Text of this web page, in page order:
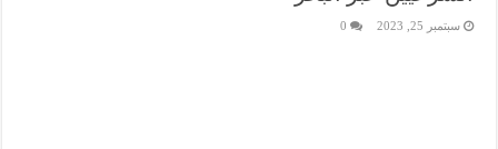
سبتمبر 25, 2023 0